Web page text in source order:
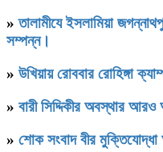
»‎তালামীযে ইসলামিয়া
সম্পন্ন।
» উখিয়ায় রোববার রোহিঙ্গা
» বারী সিদ্দিকীর অবস্থার আরও
» শোক সংবাদ বীর